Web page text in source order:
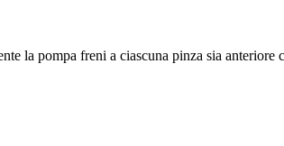
la pompa freni a ciascuna pinza sia anteriore